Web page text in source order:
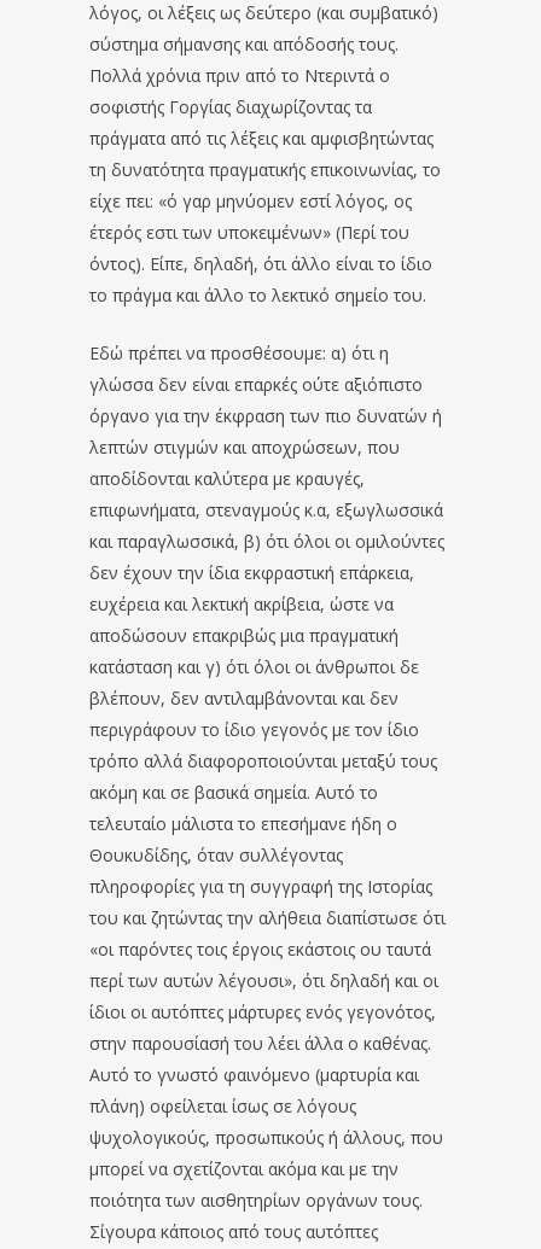
λόγος, οι λέξεις ως δεύτερο (και συμβατικό)
σύστημα σήμανσης και απόδοσής τους.
Πολλά χρόνια πριν από το Ντεριντά ο
σοφιστής Γοργίας διαχωρίζοντας τα
πράγματα από τις λέξεις και αμφισβητώντας
τη δυνατότητα πραγματικής επικοινωνίας, το
είχε πει: «ό γαρ μηνύομεν εστί λόγος, ος
έτερός εστι των υποκειμένων» (Περί του
όντος). Είπε, δηλαδή, ότι άλλο είναι το ίδιο
το πράγμα και άλλο το λεκτικό σημείο του.
Εδώ πρέπει να προσθέσουμε: α) ότι η
γλώσσα δεν είναι επαρκές ούτε αξιόπιστο
όργανο για την έκφραση των πιο δυνατών ή
λεπτών στιγμών και αποχρώσεων, που
αποδίδονται καλύτερα με κραυγές,
επιφωνήματα, στεναγμούς κ.α, εξωγλωσσικά
και παραγλωσσικά, β) ότι όλοι οι ομιλούντες
δεν έχουν την ίδια εκφραστική επάρκεια,
ευχέρεια και λεκτική ακρίβεια, ώστε να
αποδώσουν επακριβώς μια πραγματική
κατάσταση και γ) ότι όλοι οι άνθρωποι δε
βλέπουν, δεν αντιλαμβάνονται και δεν
περιγράφουν το ίδιο γεγονός με τον ίδιο
τρόπο αλλά διαφοροποιούνται μεταξύ τους
ακόμη και σε βασικά σημεία. Αυτό το
τελευταίο μάλιστα το επεσήμανε ήδη ο
Θουκυδίδης, όταν συλλέγοντας
πληροφορίες για τη συγγραφή της Ιστορίας
του και ζητώντας την αλήθεια διαπίστωσε ότι
«οι παρόντες τοις έργοις εκάστοις ου ταυτά
περί των αυτών λέγουσι», ότι δηλαδή και οι
ίδιοι οι αυτόπτες μάρτυρες ενός γεγονότος,
στην παρουσίασή του λέει άλλα ο καθένας.
Αυτό το γνωστό φαινόμενο (μαρτυρία και
πλάνη) οφείλεται ίσως σε λόγους
ψυχολογικούς, προσωπικούς ή άλλους, που
μπορεί να σχετίζονται ακόμα και με την
ποιότητα των αισθητηρίων οργάνων τους.
Σίγουρα κάποιος από τους αυτόπτες